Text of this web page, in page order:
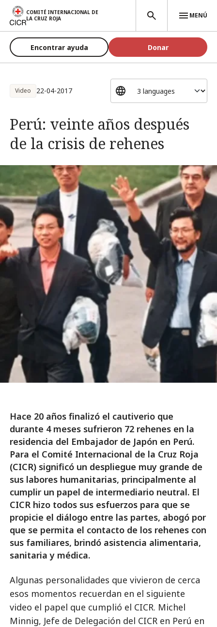
Pasar al contenido principal
COMITÉ INTERNACIONAL DE
LA CRUZ ROJA
MENÚ
Encontrar ayuda Donar
Video 22-04-2017
Perú: veinte años después
de la crisis de rehenes
Hace 20 años finalizó el cautiverio que
durante 4 meses sufrieron 72 rehenes en la
residencia del Embajador de Japón en Perú.
Para el Comité Internacional de la Cruz Roja
(CICR) significó un despliegue muy grande de
sus labores humanitarias, principalmente al
cumplir un papel de intermediario neutral. El
CICR hizo todos sus esfuerzos para que se
propicie el diálogo entre las partes, abogó por
que se permita el contacto de los rehenes con
sus familiares, brindó asistencia alimentaria,
sanitaria y médica.
Algunas personalidades que vivieron de cerca
esos momentos recuerdan en el siguiente
video el papel que cumplió el CICR. Michel
Minnig, Jefe de Delegación del CICR en Perú en